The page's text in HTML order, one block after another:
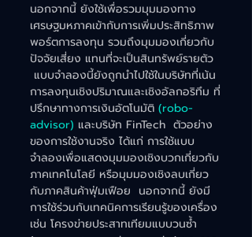
นอกจากนี้ ยังใช้เพื่อรวมมุมมองทาง
เศรษฐมหภาคเข้ากับการเพิ่มประสิทธิภาพ
พอร์ตการลงทุน รวมถึงมุมมองเกี่ยวกับ
ปัจจัยเสี่ยง แทนที่จะเป็นสินทรัพย์รายตัว
แบบจำลองนี้ยังถูกนำไปใช้ในบริษัทที่เน้น
การลงทุนเชิงปริมาณและเชิงอัลกอริทึม ที่
ปรึกษาทางการเงินอัตโนมัติ (robo-
advisor) และบริษัท FinTech  ตัวอย่าง
ของการใช้งานจริง ได้แก่ การใช้แบบ
จำลองเพื่อแสดงมุมมองเชิงบวกเกี่ยวกับ
ภาคเทคโนโลยี หรือมุมมองเชิงลบเกี่ยว
กับภาคสินค้าฟุ่มเฟือย  นอกจากนี้ ยังมี
การใช้ร่วมกับเทคนิคการเรียนรู้ของเครื่อง
เช่น โครงข่ายประสาทเทียมแบบวนซ้ำ